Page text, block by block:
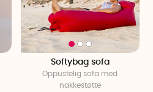
Softybag sofa
Oppustelig sofa med
nakkestøtte